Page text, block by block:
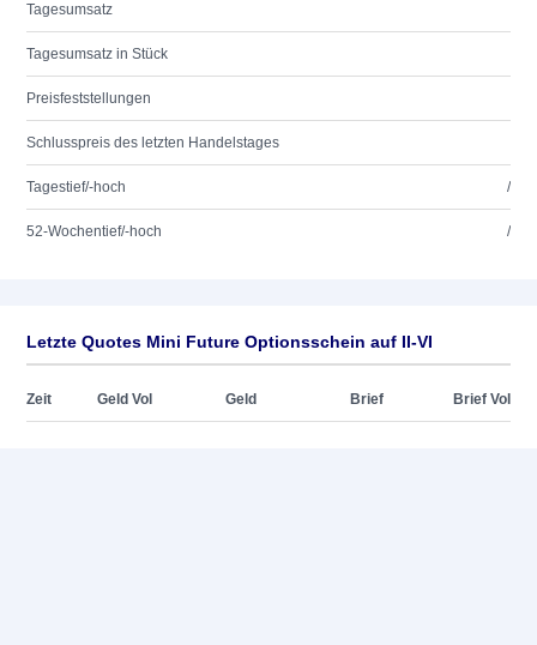
Tagesumsatz
Tagesumsatz in Stück
Preisfeststellungen
Schlusspreis des letzten Handelstages
Tagestief/-hoch /
52-Wochentief/-hoch /
Letzte Quotes Mini Future Optionsschein auf II-VI
Zeit Geld Vol Geld Brief Brief Vol